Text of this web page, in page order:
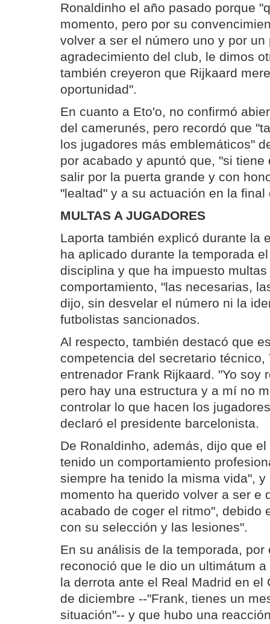
Ronaldinho el año pasado porque
momento, pero por su
volver a ser el número uno y por un
agradecimiento del club, le dimos
también creyeron que Rijkaard
oportunidad".
En cuanto a Eto'o, no confirmó
del camerunés, pero recordó que
los jugadores más emblemáticos"
por acabado y apuntó que, "si
salir por la puerta grande y con
"lealtad" y a su actuación en la final
MULTAS A JUGADORES
Laporta también explicó durante la
ha aplicado durante la temporada
disciplina y que ha impuesto
comportamiento, "las necesarias,
dijo, sin desvelar el número ni la
futbolistas sancionados.
Al respecto, también destacó que
competencia del secretario
entrenador Frank Rijkaard. "Yo soy
pero hay una estructura y a mí no
controlar lo que hacen los
declaró el presidente barcelonista.
De Ronaldinho, además, dijo que
tenido un comportamiento
siempre ha tenido la misma vida",
momento ha querido volver a ser e
acabado de coger el ritmo", debido
con su selección y las lesiones".
En su análisis de la temporada, por
reconoció que le dio un ultimátum
la derrota ante el Real Madrid en el
de diciembre --"Frank, tienes un
situación"-- y que hubo una